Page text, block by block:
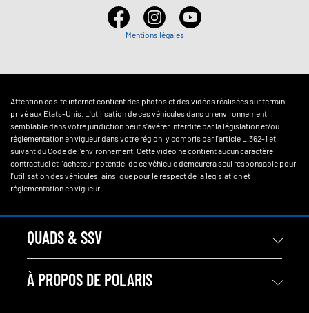
Mentions légales
Attention ce site internet contient des photos et des vidéos réalisées sur terrain
privé aux Etats-Unis. L'utilisation de ces véhicules dans un environnement
semblable dans votre juridiction peut s'avérer interdite par la législation et/ou
réglementation en vigueur dans votre région, y compris par l'article L.362-1 et
suivant du Code de l'environnement. Cette vidéo ne contient aucun caractère
contractuel et l'acheteur potentiel de ce véhicule demeurera seul responsable pour
l'utilisation des véhicules, ainsi que pour le respect de la législation et
réglementation en vigueur.
QUADS & SSV
À PROPOS DE POLARIS